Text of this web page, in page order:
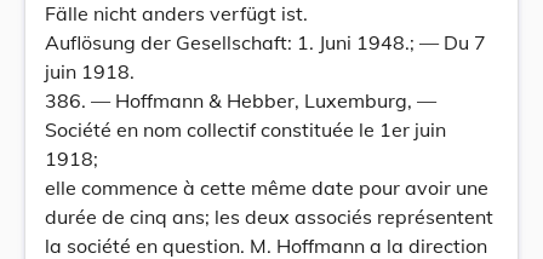
Fälle nicht anders verfügt ist.
Auflösung der Gesellschaft: 1. Juni 1948.; — Du 7
juin 1918.
386. — Hoffmann & Hebber, Luxemburg, —
Société en nom collectif constituée le 1er juin
1918;
elle commence à cette même date pour avoir une
durée de cinq ans; les deux associés représentent
la société en question. M. Hoffmann a la direction